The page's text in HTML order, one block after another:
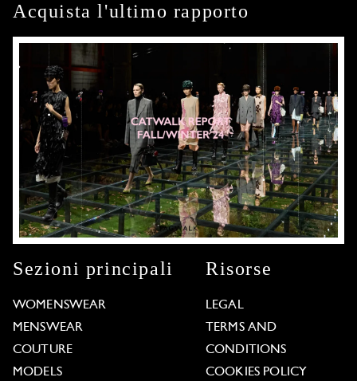
Acquista l'ultimo rapporto
Sezioni principali
WOMENSWEAR
MENSWEAR
COUTURE
MODELS
Risorse
LEGAL
TERMS AND
CONDITIONS
COOKIES POLICY